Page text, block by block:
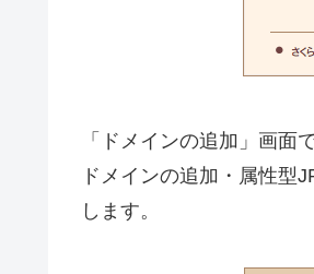
「ドメインの追加」画面
ドメインの追加・属性型
します。